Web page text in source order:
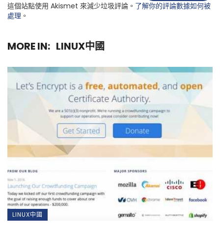
這個站點使用 Akismet 來減少垃圾評論。 了解你的評論數據如何被
處理 。
MORE IN: LINUX中國
LINUX中國